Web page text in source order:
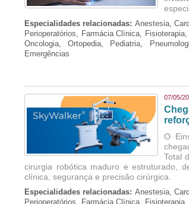
Especialidades relacionadas: Anestesia,
Perioperatórios, Farmácia Clínica,
Oncologia, Ortopedia, Pediatria,
Emergências
07/05/
O
Total
cirurgia robótica maduro e estruturado,
clínica, segurança e precisão cirúrgica.
Especialidades relacionadas: Anestesia,
Perioperatórios, Farmácia Clínica,